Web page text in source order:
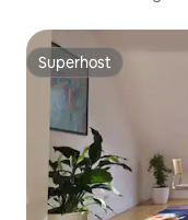
Superhost
Superhost